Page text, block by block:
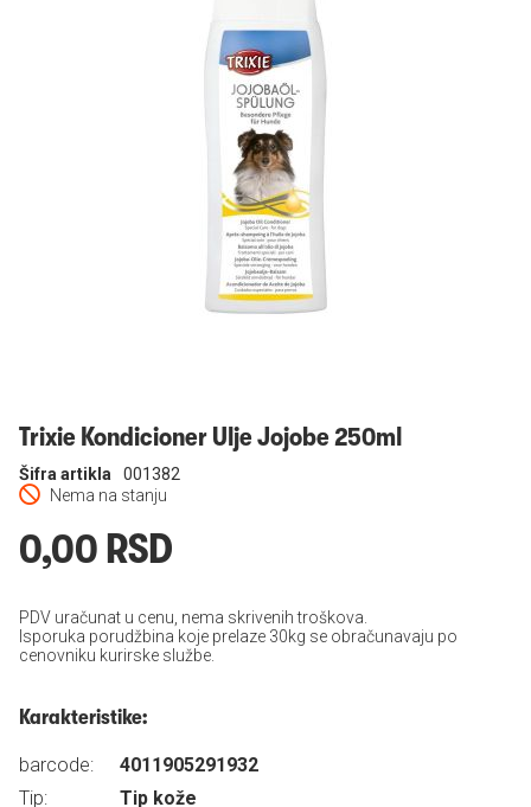
Trixie Kondicioner Ulje Jojobe 250ml
Nema na stanju
Šifra artikla 001382
0,00 RSD
PDV uračunat u cenu, nema skrivenih troškova.
Isporuka porudžbina koje prelaze 30kg se obračunavaju po
cenovniku kurirske službe.
Karakteristike:
barcode:
4011905291932
Tip:
Tip kože